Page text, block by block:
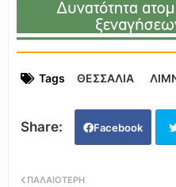
Tags ΘΕΣΣΑΛΙΑ
Facebook
ΠΑΛΑΙΌΤΕΡΗ